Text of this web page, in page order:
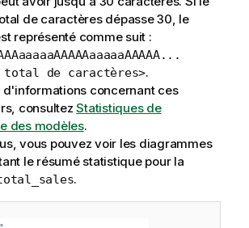
de caractères dépasse 30, le
représenté comme suit :
total de caractères>.
d'informations concernant ces
consultezStatistiques de
des modèles.
vous pouvez voir les diagrammes
le résumé statistique pour la
.